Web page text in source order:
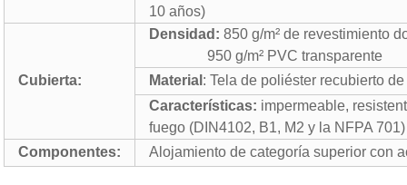
10 años)
Cubierta:
Densidad:850 g/m² de revestimiento
950 g/m² PVC transparente
Material : Tela de poliéster recubierto
Características: impermeable,
fuego (DIN4102, B1, M2 y la NFPA 701)
Componentes:
Alojamiento de categoría superior con